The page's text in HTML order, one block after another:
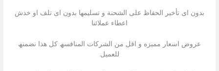
بدون اى تأخیر الحفاظ على الشحنة و تسلیمھا بدون اى تلف او خدش
اعطاء عملائنا
عروض اسعار ممیزه و اقل من الشركات المنافسھ كل ھذا نضمنھ
للعمیل